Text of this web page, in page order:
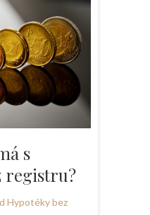
s
registru?
Hypotéky bez